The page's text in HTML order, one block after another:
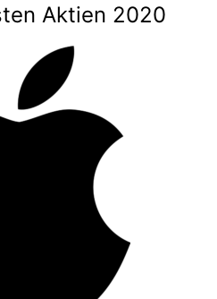
Aktien 2020